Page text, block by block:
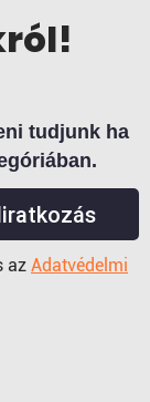
tudjunk ha
az Adatvédelmi